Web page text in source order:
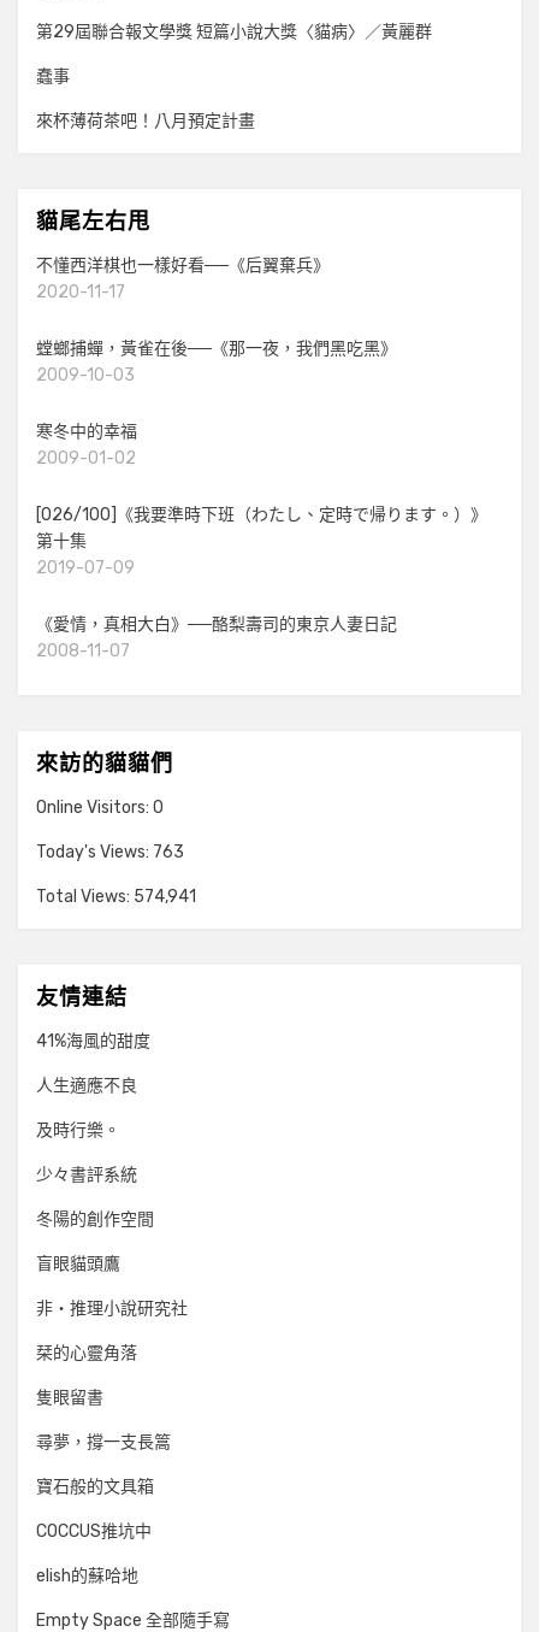
第29屆聯合報文學獎 短篇小說大獎〈貓病〉／黃麗群
蠢事
來杯薄荷茶吧！八月預定計畫
貓尾左右甩
不懂西洋棋也一樣好看──《后翼棄兵》
2020-11-17
螳螂捕蟬，黃雀在後──《那一夜，我們黑吃黑》
2009-10-03
寒冬中的幸福
2009-01-02
[026/100]《我要準時下班（わたし、定時で帰ります。）》
第十集
2019-07-09
《愛情，真相大白》──酪梨壽司的東京人妻日記
2008-11-07
來訪的貓貓們
Online Visitors: 0
Today's Views: 763
Total Views: 574,941
友情連結
41%海風的甜度
人生適應不良
及時行樂。
少々書評系統
冬陽的創作空間
盲眼貓頭鷹
非‧推理小說研究社
栞的心靈角落
隻眼留書
尋夢，撐一支長篙
寶石般的文具箱
COCCUS推坑中
elish的蘇哈地
Empty Space 全部隨手寫